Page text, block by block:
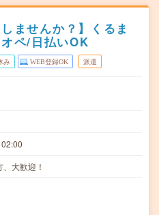
ませんか？】くるま
ペ/日払いOK
み WEB登録OK 派遣
大歓迎！